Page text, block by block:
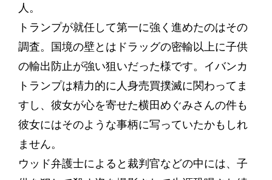
人。
トランプが就任して第一に強く進めたのはその
調査。国境の壁とはドラッグの密輸以上に子供
の輸出防止が強い狙いだった様です。イバンカ
トランプは精力的に人身売買撲滅に関わってま
すし、彼女が心を寄せた横田めぐみさんの件も
彼女にはそのような事柄に写っていたかもしれ
ません。
ウッド弁護士によると裁判官などの中には、子